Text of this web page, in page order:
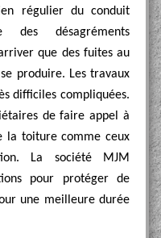
régulier du conduit
désagréments
que des fuites au
produire. Les travaux
difficiles compliquées.
de faire appel à
la toiture comme ceux
La société MJM
pour protéger de
une meilleure durée